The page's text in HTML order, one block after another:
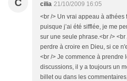
C cilia 21/10/2009 16:05
<br /> Un vrai appeau à athées
puisque j’ai été sifflée, je me
sur une seule phrase.<br />
perdre à croire en Dieu, si ce
<br /> Je commence à prendre
discussions, il y a toujours un
billet ou dans les